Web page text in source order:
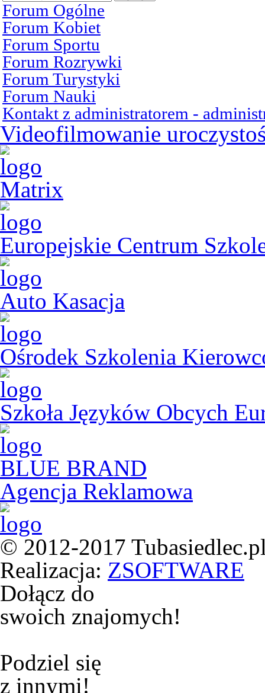
Forum Ogólne
Forum Kobiet
Forum Sportu
Forum Rozrywki
Forum Turystyki
Forum Nauki
Kontakt z administratorem -
Videofilmowanie
Matrix
Europejskie Centrum
Auto Kasacja
Ośrodek Szkolenia
Szkoła Języków Obcych
BLUE BRAND
Agencja Reklamowa
© 2012-2017
Realizacja: ZSOFTWARE
Dołącz do
swoich znajomych!
Podziel się
z innymi!